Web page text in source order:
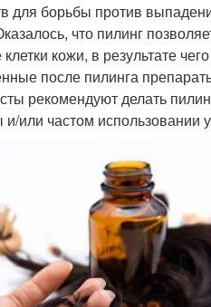
для борьбы против
что пилинг
кожи, в результате
после пилинга
рекомендуют делать
или частом использовании